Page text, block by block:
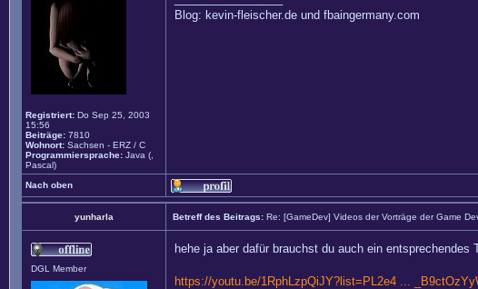
Registriert: Do Sep 25, 2003
15:56
Beiträge: 7810
Wohnort: Sachsen - ERZ / C
Programmiersprache: Java (,
Pascal)
Blog: kevin-fleischer.de und fbaingermany.com
Nach oben
yunharla Betreff des Beitrags: Re: [GameDev] Videos der Vorträge der Game
DGL Member
hehe ja aber dafür brauchst du auch ein entsprechendes
https://youtu.be/1RphLzpQiJY?list=PL2e4 ...